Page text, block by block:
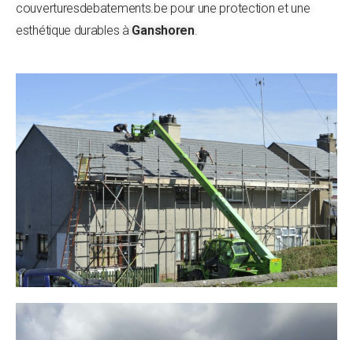
couverturesdebatements.be pour une protection et une
esthétique durables à Ganshoren.